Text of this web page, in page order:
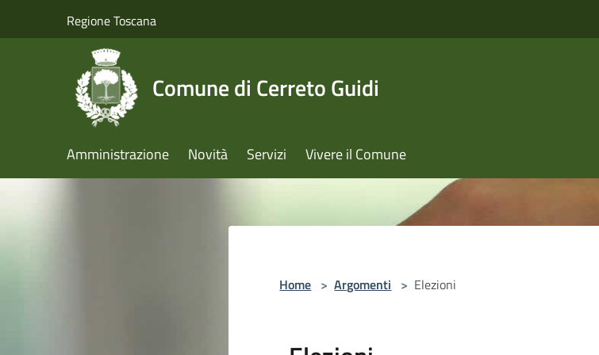
Regione Toscana
Comune di Cerreto Guidi
Amministrazione Novità Servizi Vivere il Comune
Home > Argomenti > Elezioni